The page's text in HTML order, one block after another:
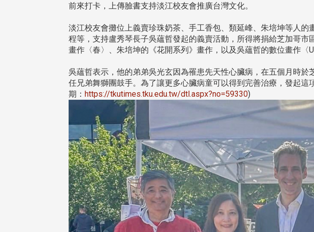
前來打卡，上傳臉書支持淡江校友會推廣台灣文化。
淡江校友會攤位上義賣珍珠奶茶、手工香包、類延峰、朱培坤等人
程等，支持盧秀琴長子吳蘊哲發起的義賣活動，所得將捐給芝加哥
畫作〈春〉、朱培坤的《花開系列》畫作，以及吳蘊哲的數位畫作〈
吳蘊哲表示，他的弟弟吳光玄因為罹患先天性心臟病，在五個月時
任兄弟舞獅團鼓手。為了讓更多心臟病童可以得到完善治療，發起
期： https://tkutimes.tku.edu.tw/dtl.aspx?no=59330)